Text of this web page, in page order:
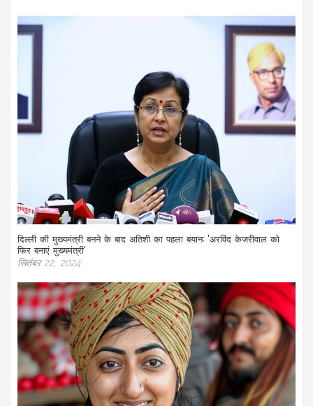
दिल्ली की मुख्यमंत्री बनने के बाद अतिशी का पहला बयान: 'अरविंद केजरीवाल को
फिर बनाएं मुख्यमंत्री'
सितंबर 22, 2024